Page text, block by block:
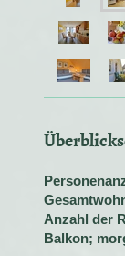
Anzahl der
Balkon;